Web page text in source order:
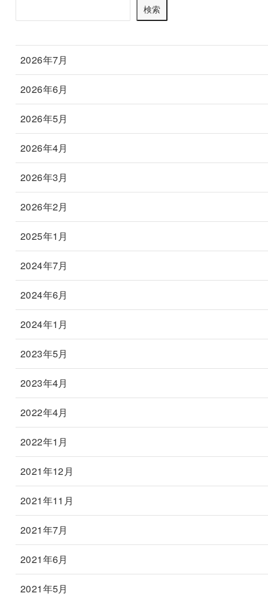
検索
2026年7月
2026年6月
2026年5月
2026年4月
2026年3月
2026年2月
2025年1月
2024年7月
2024年6月
2024年1月
2023年5月
2023年4月
2022年4月
2022年1月
2021年12月
2021年11月
2021年7月
2021年6月
2021年5月